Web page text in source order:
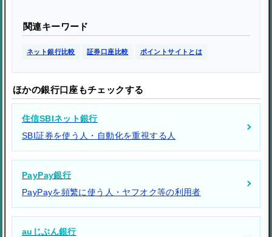
関連キーワード
ネット銀行比較 証券口座比較 ポイントサイトとは
ほかの銀行口座もチェックする
住信SBIネット銀行
SBI証券を使う人・自動化を重視する人
PayPay銀行
PayPayを頻繁に使う人・ヤフオク等の利用者
auじぶん銀行